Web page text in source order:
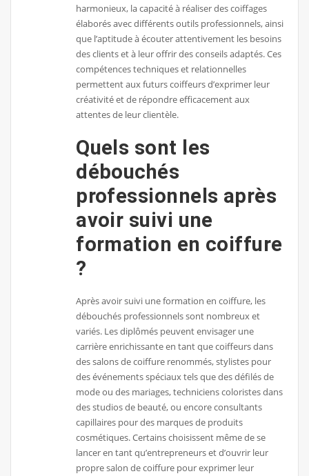
harmonieux, la capacité à réaliser des coiffages
élaborés avec différents outils professionnels, ainsi
que l’aptitude à écouter attentivement les besoins
des clients et à leur offrir des conseils adaptés. Ces
compétences techniques et relationnelles
permettent aux futurs coiffeurs d’exprimer leur
créativité et de répondre efficacement aux
attentes de leur clientèle.
Quels sont les
débouchés
professionnels après
avoir suivi une
formation en coiffure
?
Après avoir suivi une formation en coiffure, les
débouchés professionnels sont nombreux et
variés. Les diplômés peuvent envisager une
carrière enrichissante en tant que coiffeurs dans
des salons de coiffure renommés, stylistes pour
des événements spéciaux tels que des défilés de
mode ou des mariages, techniciens coloristes dans
des studios de beauté, ou encore consultants
capillaires pour des marques de produits
cosmétiques. Certains choisissent même de se
lancer en tant qu’entrepreneurs et d’ouvrir leur
propre salon de coiffure pour exprimer leur